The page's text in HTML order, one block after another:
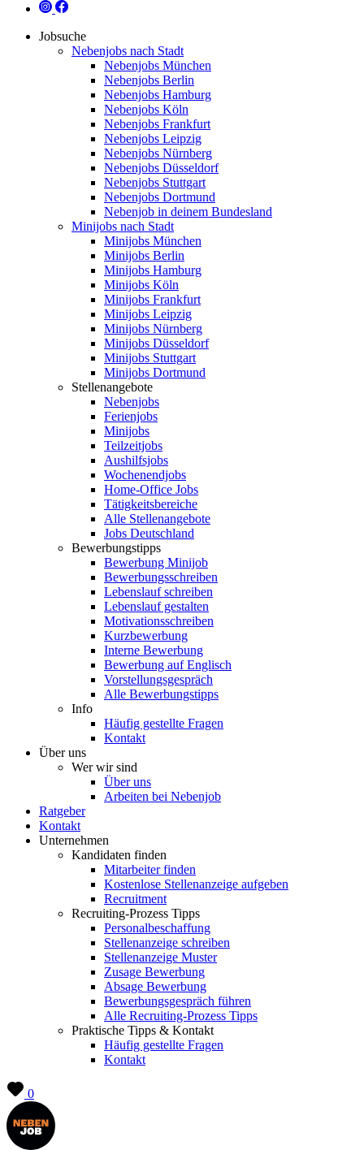
Jobsuche
Nebenjobs nach Stadt
Nebenjobs München
Nebenjobs Berlin
Nebenjobs Hamburg
Nebenjobs Köln
Nebenjobs Frankfurt
Nebenjobs Leipzig
Nebenjobs Nürnberg
Nebenjobs Düsseldorf
Nebenjobs Stuttgart
Nebenjobs Dortmund
Nebenjob in deinem Bundesland
Minijobs nach Stadt
Minijobs München
Minijobs Berlin
Minijobs Hamburg
Minijobs Köln
Minijobs Frankfurt
Minijobs Leipzig
Minijobs Nürnberg
Minijobs Düsseldorf
Minijobs Stuttgart
Minijobs Dortmund
Stellenangebote
Nebenjobs
Ferienjobs
Minijobs
Teilzeitjobs
Aushilfsjobs
Wochenendjobs
Home-Office Jobs
Tätigkeitsbereiche
Alle Stellenangebote
Jobs Deutschland
Bewerbungstipps
Bewerbung Minijob
Bewerbungsschreiben
Lebenslauf schreiben
Lebenslauf gestalten
Motivationsschreiben
Kurzbewerbung
Interne Bewerbung
Bewerbung auf Englisch
Vorstellungsgespräch
Alle Bewerbungstipps
Info
Häufig gestellte Fragen
Kontakt
Über uns
Wer wir sind
Über uns
Arbeiten bei Nebenjob
Ratgeber
Kontakt
Unternehmen
Kandidaten finden
Mitarbeiter finden
Kostenlose Stellenanzeige aufgeben
Recruitment
Recruiting-Prozess Tipps
Personalbeschaffung
Stellenanzeige schreiben
Stellenanzeige Muster
Zusage Bewerbung
Absage Bewerbung
Bewerbungsgespräch führen
Alle Recruiting-Prozess Tipps
Praktische Tipps & Kontakt
Häufig gestellte Fragen
Kontakt
0